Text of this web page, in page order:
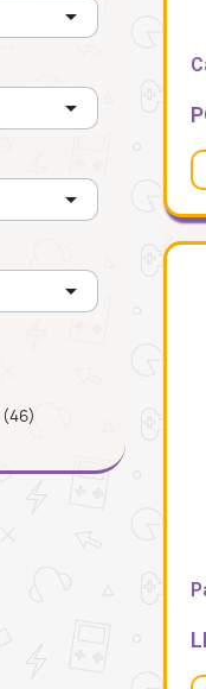




(46)